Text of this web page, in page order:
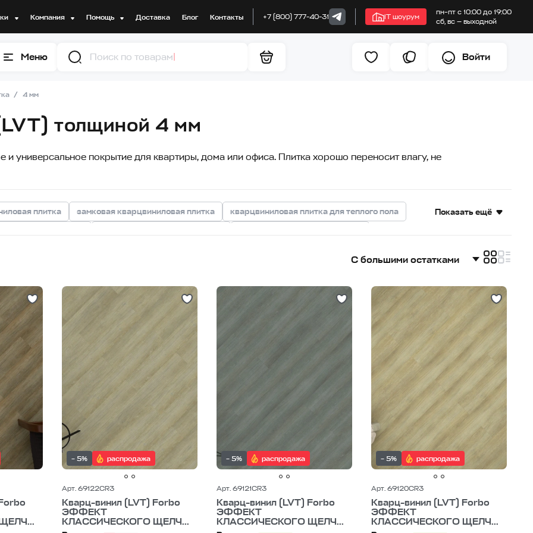
Компания Помощь Доставка Блог Контакты +7 (800) 777-40-31 IT шоурум
пн–пт с 10:00 до 19:00
сб, вс — выходной
Меню Поиск по товарам Войти
4 мм
толщиной 4 мм
универсальное покрытие для квартиры, дома или офиса. Плитка хорошо переносит влагу, не
плитка замковая кварцвиниловая плитка
кварцвиниловая плитка для теплого пола
для кухни кварцвиниловая плитка под металл
кварцвиниловая плитка под камень
под бетон кварцвиниловая плитка 6 мм
кварцвиниловая плитка 2 мм
кварцвиниловая плитка 43 класс
34 класс кварцвиниловая плитка 33 класс
Показать ещё
С большими остатками
Дешевле
Дороже
– 5% распродажа
Арт. 69122CR3
Кварц-винил (LVT) Forbo
ЭФФЕКТ
КЛАССИЧЕСКОГО ЩЕЛЧ...
– 5% распродажа
Арт. 69121CR3
Кварц-винил (LVT) Forbo
ЭФФЕКТ
КЛАССИЧЕСКОГО ЩЕЛЧ...
– 5% распродажа
Арт. 69120CR3
Кварц-винил (LVT) Forbo
ЭФФЕКТ
КЛАССИЧЕСКОГО ЩЕЛЧ...